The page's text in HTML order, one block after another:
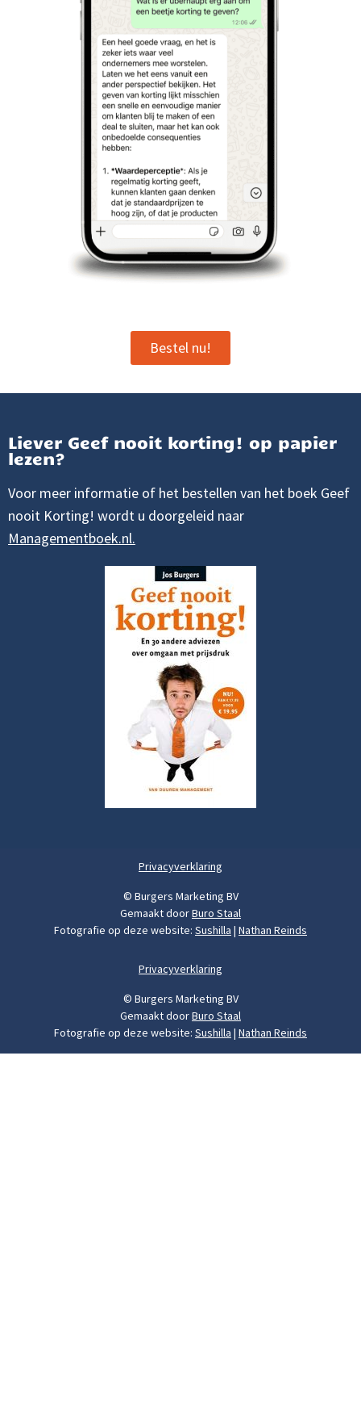
Bestel nu!
Liever Geef nooit korting! op papier
lezen?
Voor meer informatie of het bestellen van het boek Geef
nooit Korting! wordt u doorgeleid naar
Managementboek.nl.
Privacyverklaring
© Burgers Marketing BV
Gemaakt doorBuro Staal
Fotografie op deze website: Sushilla | Nathan Reinds
Privacyverklaring
© Burgers Marketing BV
Gemaakt doorBuro Staal
Fotografie op deze website: Sushilla | Nathan Reinds